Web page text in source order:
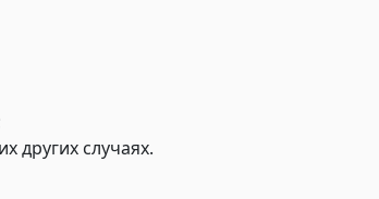
других случаях.